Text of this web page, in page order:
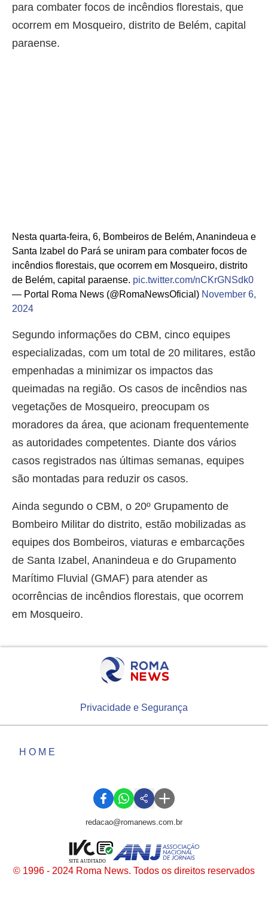
para combater focos de incêndios florestais, que
ocorrem em Mosqueiro, distrito de Belém, capital
paraense.
Nesta quarta-feira, 6, Bombeiros de Belém, Ananindeua e
Santa Izabel do Pará se uniram para combater focos de
incêndios florestais, que ocorrem em Mosqueiro, distrito
de Belém, capital paraense. pic.twitter.com/nCKrGNSdk0
— Portal Roma News (@RomaNewsOficial) November 6,
2024
Segundo informações do CBM, cinco equipes
especializadas, com um total de 20 militares, estão
empenhadas a minimizar os impactos das
queimadas na região. Os casos de incêndios nas
vegetações de Mosqueiro, preocupam os
moradores da área, que acionam frequentemente
as autoridades competentes. Diante dos vários
casos registrados nas últimas semanas, equipes
são montadas para reduzir os casos.
Ainda segundo o CBM, o 20º Grupamento de
Bombeiro Militar do distrito, estão mobilizadas as
equipes dos Bombeiros, viaturas e embarcações
de Santa Izabel, Ananindeua e do Grupamento
Marítimo Fluvial (GMAF) para atender as
ocorrências de incêndios florestais, que ocorrem
em Mosqueiro.
Privacidade e Segurança
HOME
redacao@romanews.com.br
© 1996 - 2024 Roma News. Todos os direitos reservados
SITE AUDITADO